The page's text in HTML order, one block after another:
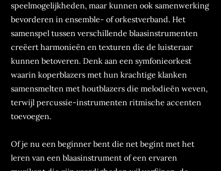
speelmogelijkheden, maar kunnen ook samenwerking
bevorderen in ensemble- of orkestverband. Het
samenspel tussen verschillende blaasinstrumenten
creëert harmonieën en texturen die de luisteraar
kunnen betoveren. Denk aan een symfonieorkest
waarin koperblazers met hun krachtige klanken
samensmelten met houtblazers die melodieën weven,
terwijl percussie-instrumenten ritmische accenten
toevoegen.
Of je nu een beginner bent die net begint met het
leren van een blaasinstrument of een ervaren